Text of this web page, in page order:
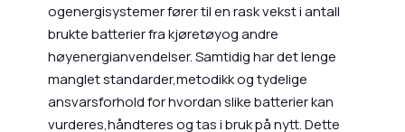
ogenergisystemer fører til en rask vekst i antall
brukte batterier fra kjøretøyog andre
høyenergianvendelser. Samtidig har det lenge
manglet standarder,metodikk og tydelige
ansvarsforhold for hvordan slike batterier kan
vurderes,håndteres og tas i bruk på nytt. Dette